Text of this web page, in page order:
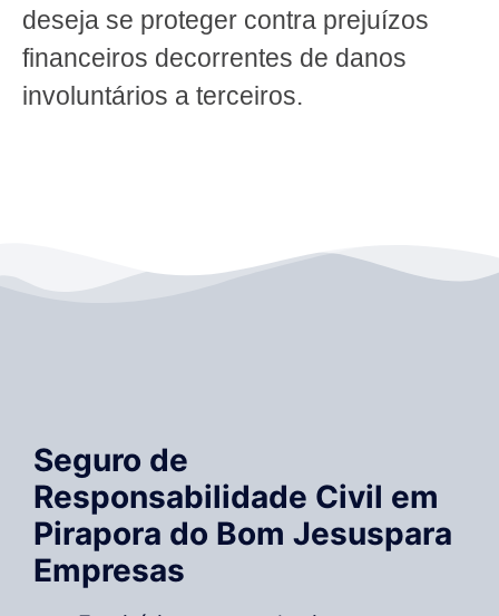
deseja se proteger contra prejuízos
financeiros decorrentes de danos
involuntários a terceiros.
Seguro de
Responsabilidade Civil em
Pirapora do Bom Jesuspara
Empresas